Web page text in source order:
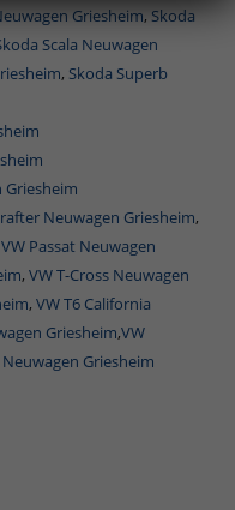
Griesheim, Skoda
Scala Neuwagen
, Skoda Superb
Griesheim
Neuwagen Griesheim,
VW Passat Neuwagen
, VW T-Cross Neuwagen
, VW T6 California
Griesheim,VW
Griesheim